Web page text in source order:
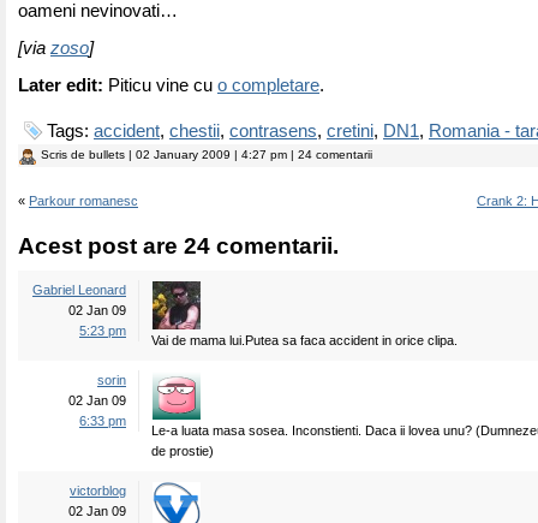
oameni nevinovati…
[via zoso]
Later edit: Piticu vine cu o completare.
Tags: accident, chestii, contrasens, cretini, DN1, Romania -
Scris de bullets | 02 January 2009 | 4:27 pm | 24 comentarii
« Parkour romanesc Crank 2:
Acest post are 24 comentarii.
Gabriel Leonard
02 Jan 09
5:23 pm
Vai de mama lui.Putea sa faca accident in orice clipa.
sorin
02 Jan 09
6:33 pm
Le-a luata masa sosea. Inconstienti. Daca ii lovea unu?
de prostie)
victorblog
02 Jan 09